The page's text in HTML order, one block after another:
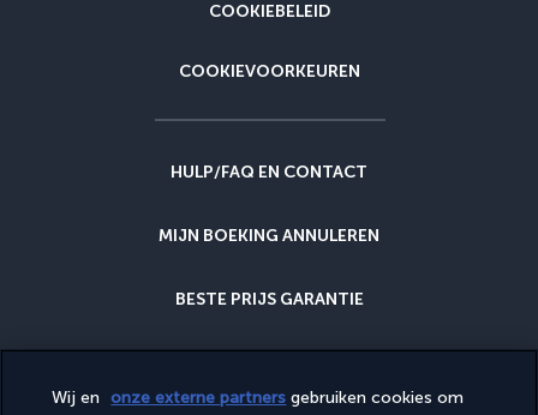
COOKIEBELEID
COOKIEVOORKEUREN
HULP/FAQ EN CONTACT
MIJN BOEKING ANNULEREN
BESTE PRIJS GARANTIE
Wij en
onze externe partners gebruiken cookies om